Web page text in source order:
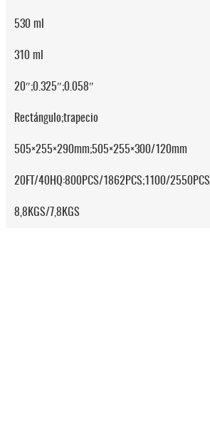
530 ml
310 ml
20″;0.325″;0.058″
Rectángulo;trapecio
505×255×290mm;505×255×300/120mm
20FT/40HQ:800PCS/1862PCS;1100/2550PCS
8,8KGS/7,8KGS